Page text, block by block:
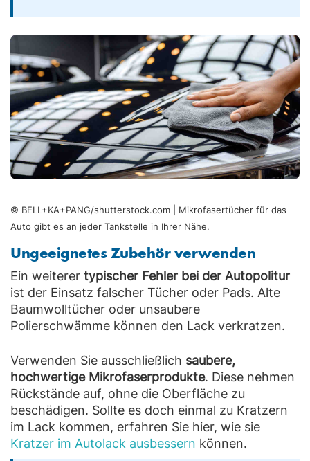
© BELL+KA+PANG/shutterstock.com | Mikrofasertücher für das
Auto gibt es an jeder Tankstelle in Ihrer Nähe.
Ungeeignetes Zubehör verwenden
Ein weiterer typischer Fehler bei der Autopolitur
ist der Einsatz falscher Tücher oder Pads. Alte
Baumwolltücher oder unsaubere
Polierschwämme können den Lack verkratzen.
Verwenden Sie ausschließlich saubere,
hochwertige Mikrofaserprodukte. Diese nehmen
Rückstände auf, ohne die Oberfläche zu
beschädigen. Sollte es doch einmal zu Kratzern
im Lack kommen, erfahren Sie hier, wie sie
Kratzer im Autolack ausbessern können.